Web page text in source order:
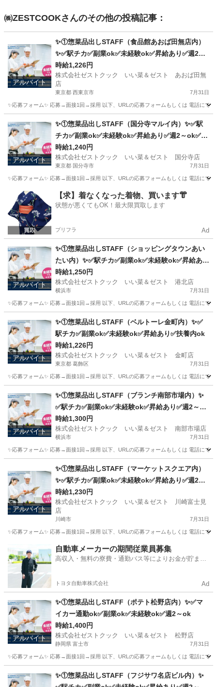
㈱ZESTCOOKさんのその他の投稿記事：
アルバイト
✨①惣菜品出しSTAFF（食品館あおば田無店内）
✨✅駅チカ✅副業ok✅未経験ok✅昇給あり✅週2～
ok✅扶養内ok
時給1,226円
株式会社ゼストクック いい菜＆ゼスト あおば田無
店
東京都 西東京市 7月31日
✨応募フォーム✨ 応募→面接1回→採用 以下、URLの応募フォームもしくは 電話にて
キッチン
アルバイト
✨①惣菜品出しSTAFF（国分寺マルイ内）✨✅駅
チカ✅副業ok✅未経験ok✅昇給あり✅週2～ok✅扶
養内ok
時給1,240円
株式会社ゼストクック いい菜＆ゼスト 国分寺店
東京都 国分寺市 7月31日
✨応募フォーム✨ 応募→面接1回→採用 以下、URLの応募フォームもしくは 電話にて
東京 国分寺市 キッチン スタッフ
【求】着なくなった着物、買います👘
状態が悪くてもOK！最大限買取します
プリフラ Ad
アルバイト
✨①惣菜品出しSTAFF（ショッピングタウンあい
たい内）✨✅駅チカ✅副業ok✅未経験ok✅昇給あり
✅週1～ok✅扶養内ok
時給1,250円
株式会社ゼストクック いい菜＆ゼスト 港北店
横浜市 7月31日
✨応募フォーム✨ 応募→面接1回→採用 以下、URLの応募フォームもしくは 電話にて
キッチン
アルバイト
✨①惣菜品出しSTAFF（ベルトーレ金町内）✨✅
駅チカ✅副業ok✅未経験ok✅昇給あり✅扶養内ok
時給1,226円
株式会社ゼストクック いい菜＆ゼスト 金町店
東京都 葛飾区 7月31日
✨応募フォーム✨ 応募→面接1回→採用 以下、URLの応募フォームもしくは 電話にて
キッチン スタッフ
アルバイト
✨①惣菜品出しSTAFF（ブランチ南部市場内）✨
✅駅チカ✅副業ok✅未経験ok✅昇給あり✅週2～ok
✅扶養内ok
時給1,300円
株式会社ゼストクック いい菜＆ゼスト 南部市場店
横浜市 7月31日
✨応募フォーム✨ 応募→面接1回→採用 以下、URLの応募フォームもしくは 電話にて
キッチン
アルバイト
✨①惣菜品出しSTAFF（マーケットスクエア内）
✨✅駅チカ✅副業ok✅未経験ok✅昇給あり✅週2～
ok✅扶養内ok
時給1,230円
株式会社ゼストクック いい菜＆ゼスト 川崎富士見
店
川崎市 7月31日
✨応募フォーム✨ 応募→面接1回→採用 以下、URLの応募フォームもしくは 電話にて
キッチン スタッフ
自動車メーカーの期間従業員募集
高収入・無料の寮費・通勤バス等によりお金が貯まり
トヨタ自動車株式会社 Ad
アルバイト
✨①惣菜品出しSTAFF（ポテト松野店内）✨✅マ
イカー通勤ok✅副業ok✅未経験ok✅週2～ok
時給1,400円
株式会社ゼストクック いい菜＆ゼスト 松野店
静岡県 富士市 7月31日
✨応募フォーム✨ 応募→面接1回→採用 以下、URLの応募フォームもしくは 電話にて
キッチン ポテト
✨①惣菜品出しSTAFF（フジサワ名店ビル内）✨